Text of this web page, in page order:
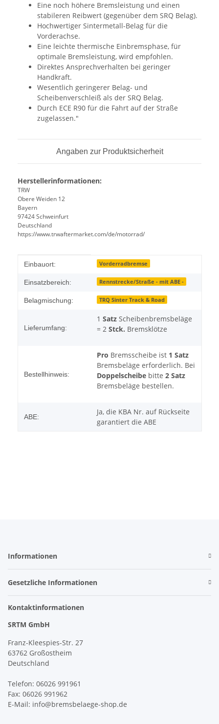
Eine noch höhere Bremsleistung und einen
stabileren Reibwert (gegenüber dem SRQ Belag).
Hochwertiger Sintermetall-Belag für die
Vorderachse.
Eine leichte thermische Einbremsphase, für
optimale Bremsleistung, wird empfohlen.
Direktes Ansprechverhalten bei geringer
Handkraft.
Wesentlich geringerer Belag- und
Scheibenverschleiß als der SRQ Belag.
Durch ECE R90 für die Fahrt auf der Straße
zugelassen."
Angaben zur Produktsicherheit
Herstellerinformationen:
TRW
Obere Weiden 12
Bayern
97424 Schweinfurt
Deutschland
https://www.trwaftermarket.com/de/motorrad/
Produkteigenschaft
Wert
Einbauort: Vorderradbremse
Einsatzbereich: Rennstrecke/Straße - mit ABE -
Belagmischung: TRQ Sinter Track & Road
Lieferumfang:
1 Satz Scheibenbremsbeläge
= 2 Stck. Bremsklötze
Bestellhinweis:
Pro Bremsscheibe ist 1 Satz
Bremsbeläge erforderlich. Bei
Doppelscheibe bitte 2 Satz
Bremsbeläge bestellen.
ABE:
Ja, die KBA Nr. auf Rückseite
garantiert die ABE
Informationen
Gesetzliche Informationen
Kontaktinformationen
SRTM GmbH
Franz-Kleespies-Str. 27
63762 Großostheim
Deutschland
Telefon: 06026 991961
Fax: 06026 991962
E-Mail: info@bremsbelaege-shop.de